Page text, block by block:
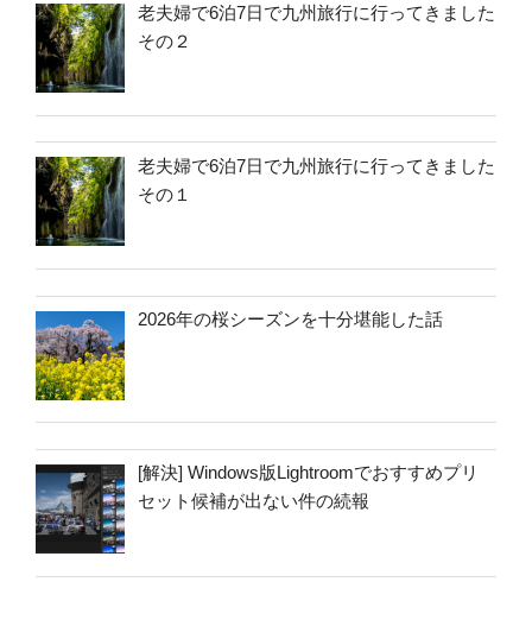
老夫婦で6泊7日で九州旅行に行ってきました
その２
老夫婦で6泊7日で九州旅行に行ってきました
その１
2026年の桜シーズンを十分堪能した話
[解決] Windows版Lightroomでおすすめプリ
セット候補が出ない件の続報